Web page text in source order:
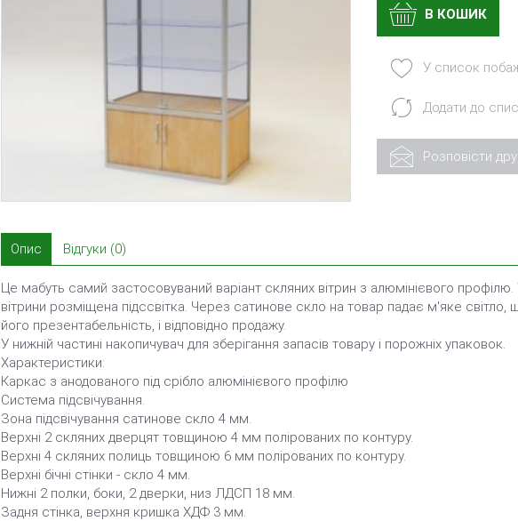
В КОШИК
У список
Додати до
Розповісти
Опис Відгуки (0)
Це мабуть самий застосовуваний варіант скляних вітрин з алюмінієвого профілю.
вітрини розміщена підссвітка. Через сатинове скло на товар падає м'яке світло,
його презентабельність, і відповідно продажу.
У нижній частині накопичувач для зберігання запасів товару і порожніх упаковок.
Характеристики:
Каркас з анодованого під срібло алюмінієвого профілю
Система підсвічування.
Зона підсвічування сатинове скло 4 мм.
Верхні 2 скляних дверцят товщиною 4 мм полірованих по контуру.
Верхні 4 скляних полиць товщиною 6 мм полірованих по контуру.
Верхні бічні стінки - скло 4 мм.
Нижні 2 полки, боки, 2 дверки, низ ЛДСП 18 мм.
Задня стінка, верхня кришка ХДФ 3 мм.